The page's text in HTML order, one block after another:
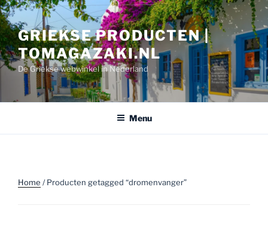
Ga
naar
de
inhoud
GRIEKSE PRODUCTEN |
TOMAGAZAKI.NL
De Griekse webwinkel in Nederland
Menu
Home / Producten getagged “dromenvanger”